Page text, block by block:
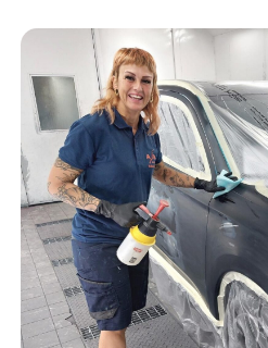
Alle soorten Schadeherstel
Afspraak
Bumper herstellen
Koplampen polijsten en
Krassen verwijderen
High Tech Schadeherstel
Lakschade herstellen
Spotrepair
Vacatures
Deukendag
Contact
Bel ons op: